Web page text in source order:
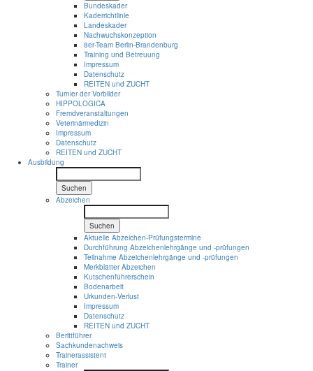
Bundeskader
Kaderrichtlinie
Landeskader
Nachwuchskonzeption
8er-Team Berlin-Brandenburg
Training und Betreuung
Impressum
Datenschutz
REITEN und ZUCHT
Turnier der Vorbilder
HIPPOLOGICA
Fremdveranstaltungen
Veterinärmedizin
Impressum
Datenschutz
REITEN und ZUCHT
Ausbildung
Suchen
Abzeichen
Suchen
Aktuelle Abzeichen-Prüfungstermine
Durchführung Abzeichenlehrgänge und -prüfungen
Teilnahme Abzeichenlehrgänge und -prüfungen
Merkblätter Abzeichen
Kutschenführerschein
Bodenarbeit
Urkunden-Verlust
Impressum
Datenschutz
REITEN und ZUCHT
Berittführer
Sachkundenachweis
Trainerassistent
Trainer